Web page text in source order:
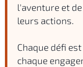
l'aventure et
leurs actions.
Chaque défi
chaque